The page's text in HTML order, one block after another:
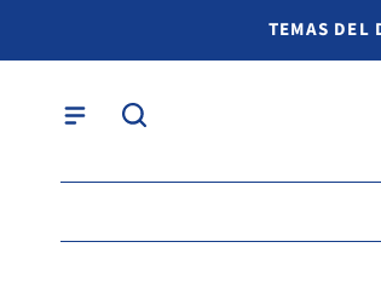
TEMAS DEL